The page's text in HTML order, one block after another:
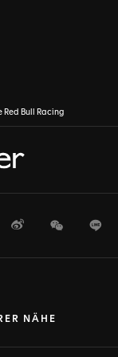
Red Bull Racing
WeiboWeChat
NÄHE